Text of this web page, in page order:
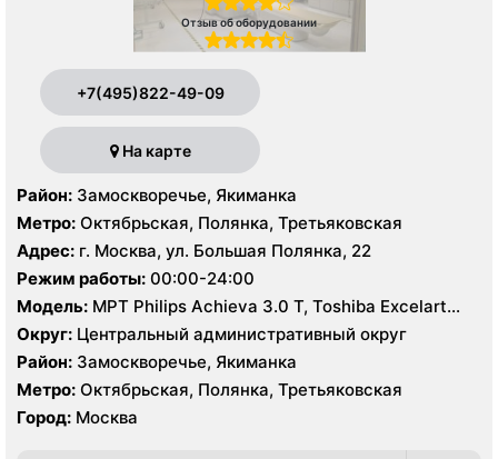
Отзыв об оборудовании
+7(495)822-49-09
На карте
Район: Замоскворечье, Якиманка
Метро: Октябрьская, Полянка, Третьяковская
Адрес: г. Москва, ул. Большая Полянка, 22
Режим работы: 00:00-24:00
Модель: МРТ Philips Achieva 3.0 Т, Toshiba Excelart
Vantage 1.5 Т, КТ Philips Brilliance CT 64 среза, Philips
Brilliance CT16 срезов, УЗИ Philips HD15
Округ: Центральный административный округ
Район: Замоскворечье, Якиманка
Метро: Октябрьская, Полянка, Третьяковская
Город: Москва